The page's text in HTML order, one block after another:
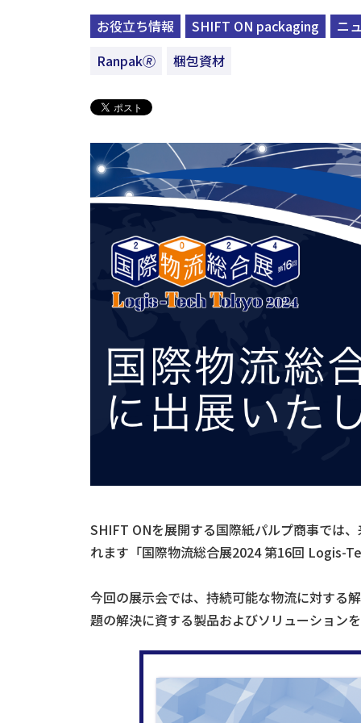
お役立ち情報 SHIFT ON packaging
ニ
Ranpak🄬
梱包資材
SHIFT ONを展開する国際紙パルプ商事では
れます「国際物流総合展2024 第16回 Logis-
今回の展示会では、持続可能な物流に対する
題の解決に資する製品およびソリューション